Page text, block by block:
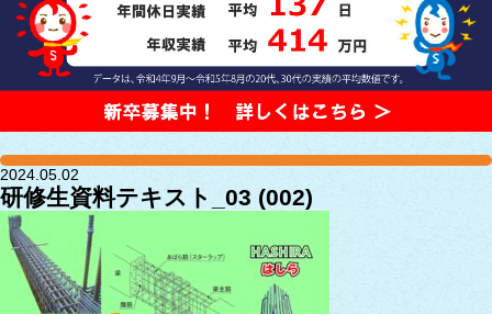
2024.05.02
研修生資料テキスト_03 (002)